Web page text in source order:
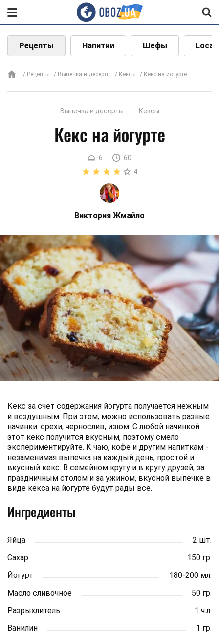
Рецепты Напитки Шефы Local
Рецепты Выпечка и десерты Кексы Кекс на йогурте
Выпечка и десерты Кексы
Кекс на йогурте
6
60
4
Виктория Жмайло
Кекс за счет содержания йогурта получается нежным
и воздушным. При этом, можно использовать разные
начинки: орехи, чернослив, изюм. С любой начинкой
этот кекс получится вкусным, поэтому смело
экспериментируйте. К чаю, кофе и другим напиткам -
незаменимая выпечка на каждый день, простой и
вкусный кекс. В семейном кругу и в кругу друзей, за
праздничным столом и за ужином, вкусной выпечке в
виде кекса на йогурте будут рады все.
Ингредиенты
Яйца
2 шт.
Сахар
150 гр.
Йогурт
180-200 мл.
Масло сливочное
50 гр.
Разрыхлитель
1 ч.л.
Ванилин
1 гр.